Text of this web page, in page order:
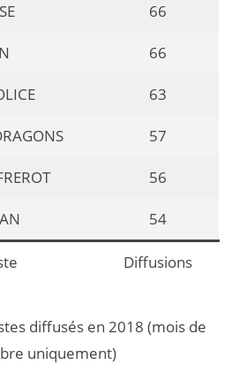
66
66
63
57
56
54
Diffusions
diffusés en 2018 (mois de
uniquement)